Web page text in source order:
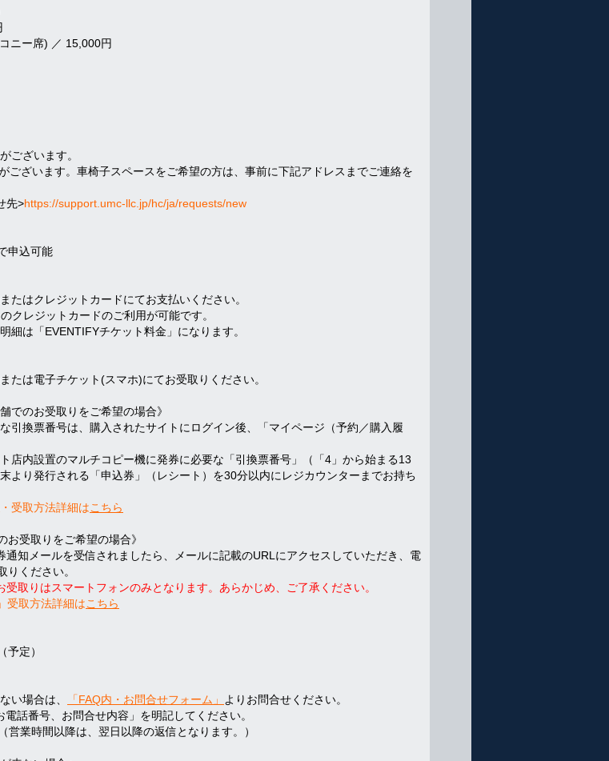
ニー席) ／ 15,000円
ございます。
ございます。車椅子スペースをご希望の方は、事前に下記アドレスまでご連絡を
先>https://support.umc-llc.jp/hc/ja/requests/new
申込可能
たはクレジットカードにてお支払いください。
クレジットカードのご利用が可能です。
細は「EVENTIFYチケット料金」になります。
たは電子チケット(スマホ)にてお受取りください。
でのお受取りをご希望の場合》
引換票番号は、購入されたサイトにログイン後、「マイページ（予約／購入履
店内設置のマルチコピー機に発券に必要な「引換票番号」（「4」から始まる13
より発行される「申込券」（レシート）を30分以内にレジカウンターまでお持ち
受取方法詳細はこちら
お受取りをご希望の場合》
知メールを受信されましたら、メールに記載のURLにアクセスしていただき、電
りください。
取りはスマートフォンのみとなります。あらかじめ、ご了承ください。
受取方法詳細はこちら
予定）
い場合は、 「FAQ内・お問合せフォーム」
よりお問合せください。
話番号、お問合せ内容」を明記してください。
業時間以降は、翌日以降の返信となります。）